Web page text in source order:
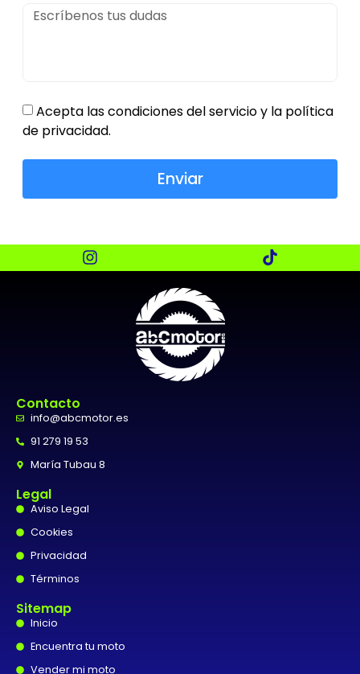
Acepta las condiciones del servicio y la política
de privacidad.
Enviar
Contacto
info@abcmotor.es
91 279 19 53
María Tubau 8
Legal
Aviso Legal
Cookies
Privacidad
Términos
Sitemap
Inicio
Encuentra tu moto
Vender mi moto